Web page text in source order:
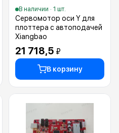
В наличии · 1 шт.
Сервомотор оси Y для
плоттера с автоподачей
Xiangbao
21 718,5 ₽
В корзину